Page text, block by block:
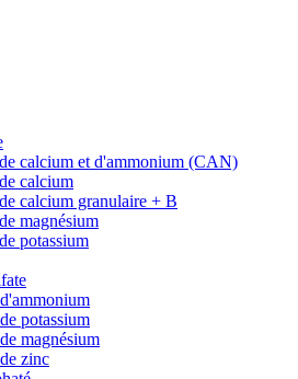
calcium et d'ammonium (CAN)
calcium
calcium granulaire + B
magnésium
potassium
potassium
magnésium
zinc